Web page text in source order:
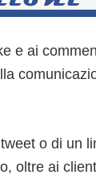
e ai
o di un
oltre ai